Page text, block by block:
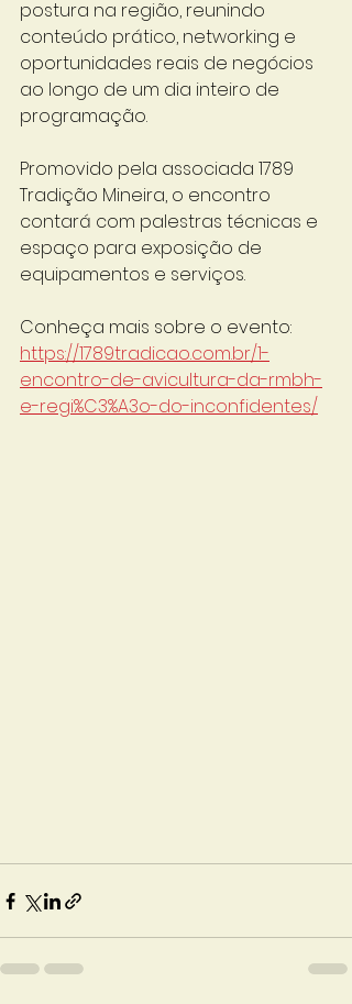
postura na região, reunindo
conteúdo prático, networking e
oportunidades reais de negócios
ao longo de um dia inteiro de
programação.
Promovido pela associada 1789
Tradição Mineira, o encontro
contará com palestras técnicas e
espaço para exposição de
equipamentos e serviços.
Conheça mais sobre o evento:
https://1789tradicao.com.br/1-
encontro-de-avicultura-da-rmbh-
e-regi%C3%A3o-do-inconfidentes/